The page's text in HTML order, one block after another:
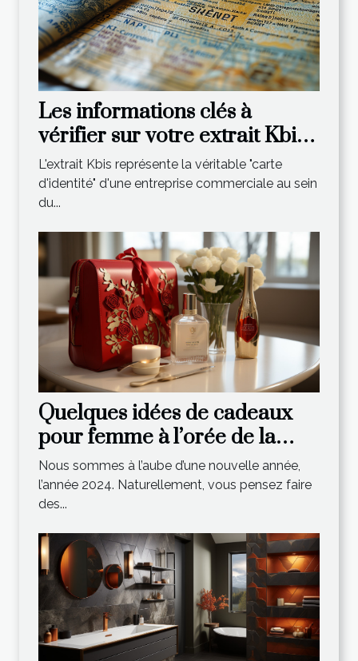
Les informations clés à
vérifier sur votre extrait Kbis
récent
L'extrait Kbis représente la véritable "carte
d'identité" d'une entreprise commerciale au sein
du...
Quelques idées de cadeaux
pour femme à l’orée de la
nouvelle année
Nous sommes à l’aube d’une nouvelle année,
l’année 2024. Naturellement, vous pensez faire
des...